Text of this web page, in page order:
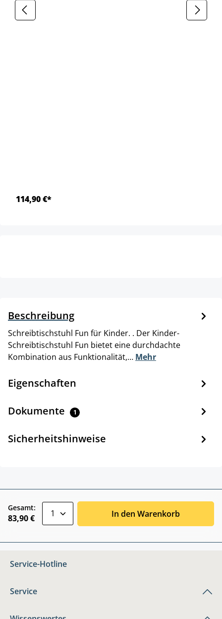
114,90 €*
Beschreibung
Schreibtischstuhl Fun für Kinder. . Der Kinder-
Schreibtischstuhl Fun bietet eine durchdachte
Kombination aus Funktionalität,… Mehr
Eigenschaften
Dokumente 1
Sicherheitshinweise
Gesamt:
83,90 € In den Warenkorb
Service-Hotline
Service